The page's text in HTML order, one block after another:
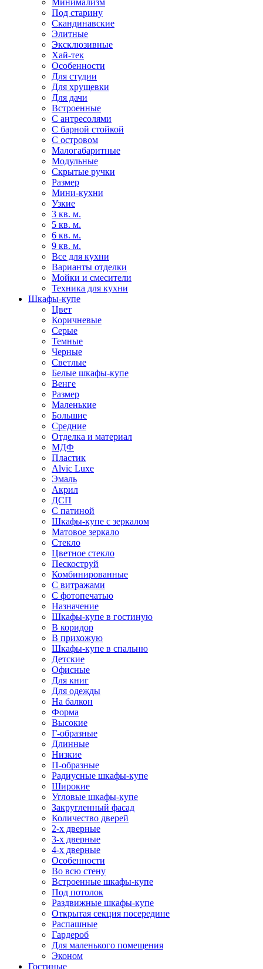
Минимализм
Под старину
Скандинавские
Элитные
Эксклюзивные
Хай-тек
Особенности
Для студии
Для хрущевки
Для дачи
Встроенные
С антресолями
С барной стойкой
С островом
Малогабаритные
Модульные
Скрытые ручки
Размер
Мини-кухни
Узкие
3 кв. м.
5 кв. м.
6 кв. м.
9 кв. м.
Все для кухни
Варианты отделки
Мойки и смесители
Техника для кухни
Шкафы-купе
Цвет
Коричневые
Серые
Темные
Черные
Светлые
Белые шкафы-купе
Венге
Размер
Маленькие
Большие
Средние
Отделка и материал
МДФ
Пластик
Alvic Luxe
Эмаль
Акрил
ДСП
С патиной
Шкафы-купе с зеркалом
Матовое зеркало
Стекло
Цветное стекло
Пескоструй
Комбинированные
С витражами
С фотопечатью
Назначение
Шкафы-купе в гостиную
В коридор
В прихожую
Шкафы-купе в спальню
Детские
Офисные
Для книг
Для одежды
На балкон
Форма
Высокие
Г-образные
Длинные
Низкие
П-образные
Радиусные шкафы-купе
Широкие
Угловые шкафы-купе
Закругленный фасад
Количество дверей
2-х дверные
3-х дверные
4-х дверные
Особенности
Во всю стену
Встроенные шкафы-купе
Под потолок
Раздвижные шкафы-купе
Открытая секция посередине
Распашные
Гардероб
Для маленького помещения
Эконом
Гостиные